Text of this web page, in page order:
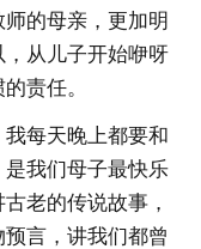
的母亲，更加明
从儿子开始咿呀
责任。
每天晚上都要和
我们母子最快乐
老的传说故事，
言，讲我们都曾